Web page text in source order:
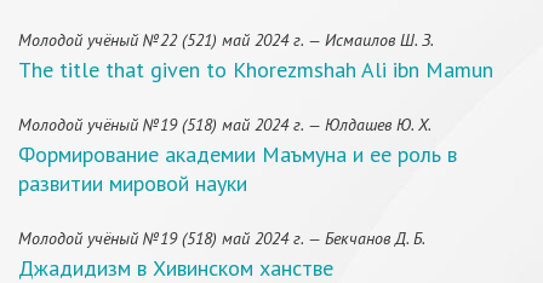
Молодой учёный №22 (521) май 2024 г. — Исмаилов Ш. З.
The title that given to Khorezmshah Ali ibn Mamun
Молодой учёный №19 (518) май 2024 г. — Юлдашев Ю. Х.
Формирование академии Маъмуна и ее роль в
развитии мировой науки
Молодой учёный №19 (518) май 2024 г. — Бекчанов Д. Б.
Джадидизм в Хивинском ханстве